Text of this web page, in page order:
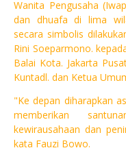
Wanita Pengusaha
dan dhuafa di lima
secara simbolis
Rini Soeparmono.
Balai Kota. Jakarta
Kuntadl. dan Ketua
"Ke depan diharapkan
memberikan
kewirausahaan dan
kata Fauzi Bowo.